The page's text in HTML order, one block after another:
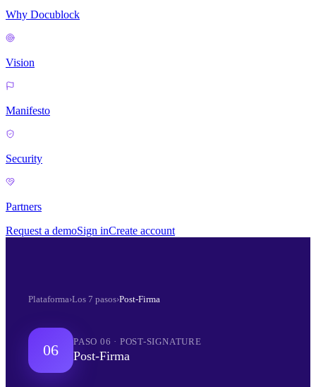
Why Docublock
Vision
Manifesto
Security
Partners
Request a demoSign inCreate account
Plataforma›Los 7 pasos›Post-Firma
06 PASO 06 · POST-SIGNATURE
Post-Firma